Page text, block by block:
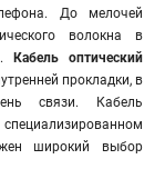
До мелочей
волокна в
Кабель оптический
прокладки, в
связи. Кабель
широкий выбор